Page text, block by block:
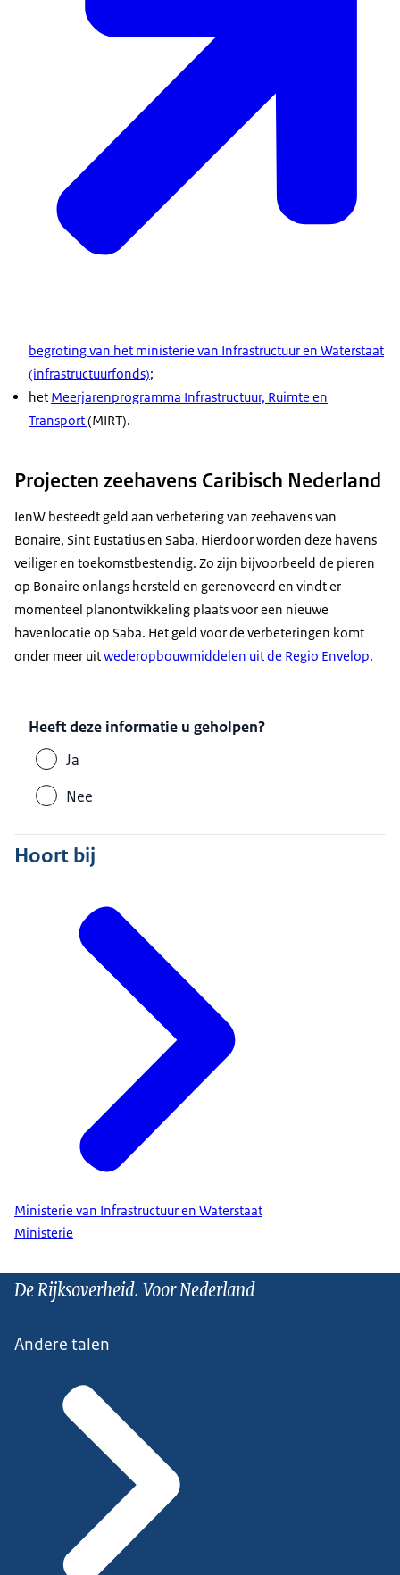
begroting van het ministerie van Infrastructuur en Waterstaat
(infrastructuurfonds);
het Meerjarenprogramma Infrastructuur, Ruimte en
Transport(MIRT).
Projecten zeehavens Caribisch Nederland
IenW besteedt geld aan verbetering van zeehavens van
Bonaire, Sint Eustatius en Saba. Hierdoor worden deze havens
veiliger en toekomstbestendig. Zo zijn bijvoorbeeld de pieren
op Bonaire onlangs hersteld en gerenoveerd en vindt er
momenteel planontwikkeling plaats voor een nieuwe
havenlocatie op Saba. Het geld voor de verbeteringen komt
onder meer uitwederopbouwmiddelen uit de Regio Envelop.
Heeft deze informatie u geholpen?
Ja
Nee
Hoort bij
Ministerie van Infrastructuur en Waterstaat
Ministerie
De Rijksoverheid. Voor Nederland
Andere talen